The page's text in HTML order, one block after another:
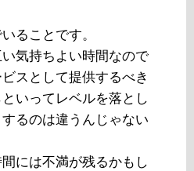
ることです。
気持ちよい時間なので
スとして提供するべき
いってレベルを落とし
るのは違うんじゃない
には不満が残るかもし